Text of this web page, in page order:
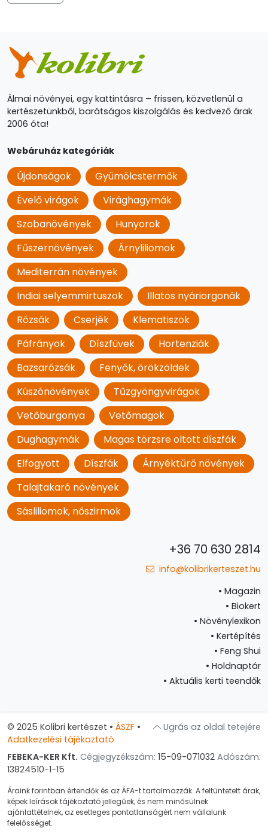
Álmai növényei, egy kattintásra – frissen, közvetlenül a
kertészetünkből, barátságos kiszolgálás és kedvező árak
2006 óta!
Webáruház kategóriák
Újdonságok
Gyümölcstermők
Évelő virágok
Virághagymák
Szobanövények
Hunyorok
Fűszernövények
Árnyliliomok
Mediterrán növények
Indiai selyemmirtuszok
Illatos nyáriorgonák
Rózsák
Cserjék
Klematiszok
Páfrányok
Díszfüvek
Hortenziák
Bazsarózsák
Fenyők, örökzöldek
Kúszónövények
Tűzgyöngyvirágok
Vetőburgonya
Vetőmagok
Dughagymák
Magas törzsre oltott díszfák
Elfogyott
Díszfák
Árnyéktűrő növények
Talajtakaró növények
Sásliliomok, nőszirmok
+36 70 630 2814
info@kolibrikerteszet.hu
• Magazin
• Biokert
• Növénylexikon
• Kertépítés
• Feng Shui
• Holdnaptár
• Aktuális kerti teendők
Ugrás az oldal tetejére
© 2025 Kolibri kertészet • ÁSZF •
Adatkezelési tájékoztató
FEBEKA-KER Kft. Cégjegyzékszám: 15-09-071032 Adószám:
13824510-1-15
Áraink forintban értendők és az ÁFA-t tartalmazzák. A feltüntetett árak,
képek leírások tájékoztató jellegűek, és nem minősülnek
ajánlattételnek, az esetleges pontatlanságért nem vállalunk
felelősséget.